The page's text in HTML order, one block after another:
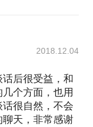
2018.12.04
后很受益，和
个方面，也用
很自然，不会
天，非常感谢